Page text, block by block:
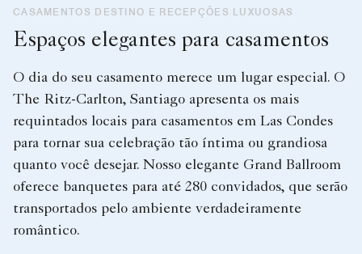
CASAMENTOS DESTINO E RECEPÇÕES LUXUOSAS
Espaços elegantes para casamentos
O dia do seu casamento merece um lugar especial. O
The Ritz-Carlton, Santiago apresenta os mais
requintados locais para casamentos em Las Condes
para tornar sua celebração tão íntima ou grandiosa
quanto você desejar. Nosso elegante Grand Ballroom
oferece banquetes para até 280 convidados, que serão
transportados pelo ambiente verdadeiramente
romântico.